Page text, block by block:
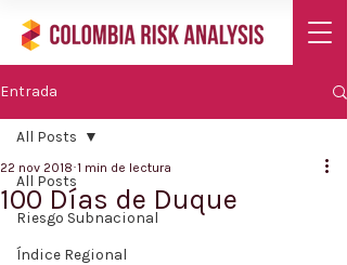
Entrada
All Posts
Riesgo Subnacional
Índice Regional
All Posts
100 Días de Duque
22 nov 2018 1 min de lectura